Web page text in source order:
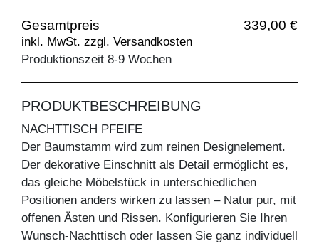
Gesamtpreis 339,00 €
inkl. MwSt. zzgl. Versandkosten
Produktionszeit 8-9 Wochen
PRODUKTBESCHREIBUNG
NACHTTISCH PFEIFE
Der Baumstamm wird zum reinen Designelement.
Der dekorative Einschnitt als Detail ermöglicht es,
das gleiche Möbelstück in unterschiedlichen
Positionen anders wirken zu lassen – Natur pur, mit
offenen Ästen und Rissen. Konfigurieren Sie Ihren
Wunsch-Nachttisch oder lassen Sie ganz individuell